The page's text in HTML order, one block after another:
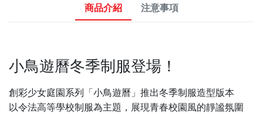
商品介紹 注意事項
小鳥遊曆冬季制服登場！
創彩少女庭園系列「小鳥遊曆」推出冬季制服造型版本
以令法高等學校制服為主題，展現青春校園風的靜謐氛圍